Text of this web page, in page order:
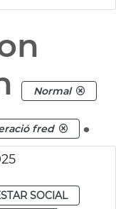
Normal
fred .
SOCIAL